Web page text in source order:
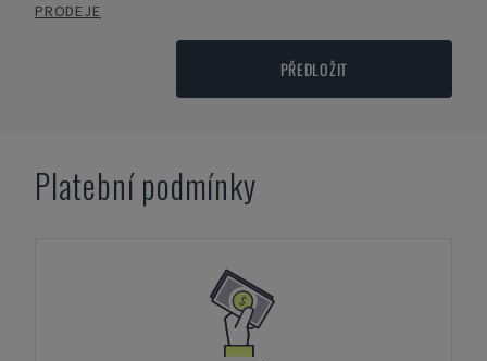
PRODEJE
PŘEDLOŽIT
Platební podmínky